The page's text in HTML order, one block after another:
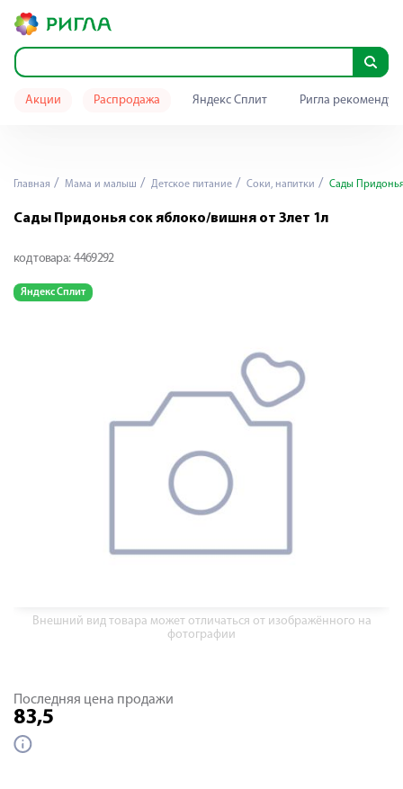
Акции Распродажа Яндекс Сплит Ригла
Главная Мама и малыш Детское питание Соки, напитки Сады
Сады Придонья сок яблоко/вишня от 3лет 1л
код товара: 4469292
Яндекс Сплит
Внешний вид товара может отличаться от изображённого на
фотографии
Последняя цена продажи
83,5